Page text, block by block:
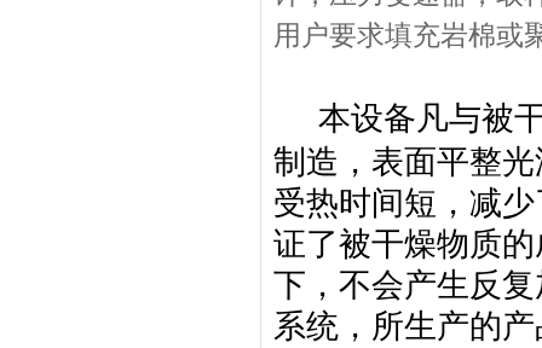
用户要求填充岩棉或
本设备凡与被
制造，表面平整
受热时间短，减
证了被干燥物质
下，不会产生反
系统，所生产的